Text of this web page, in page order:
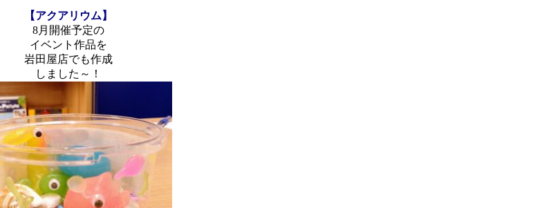
【アクアリウム】
8月開催予定の
イベント作品を
岩田屋店でも作成
しました～！